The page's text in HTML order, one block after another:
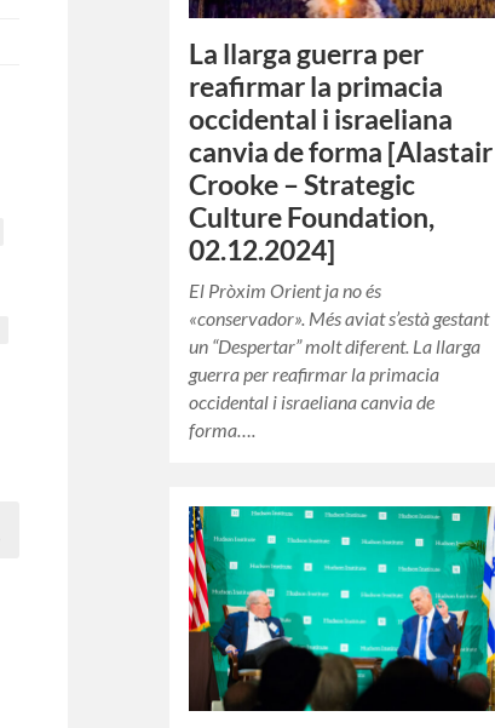
La llarga guerra per
reafirmar la primacia
occidental i israeliana
canvia de forma [Alastair
Crooke – Strategic
Culture Foundation,
02.12.2024]
El Pròxim Orient ja no és
«conservador». Més aviat s’està gestant
un “Despertar” molt diferent. La llarga
guerra per reafirmar la primacia
occidental i israeliana canvia de
forma….